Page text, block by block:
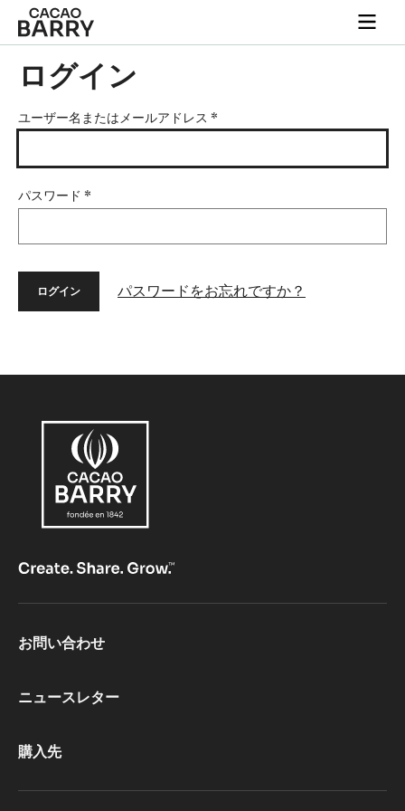
Skip to main content
main
ログイン
ユーザー名またはメールアドレス *
パスワード *
パスワードをお忘れですか？
Footer
お問い合わせ
ニュースレター
購入先